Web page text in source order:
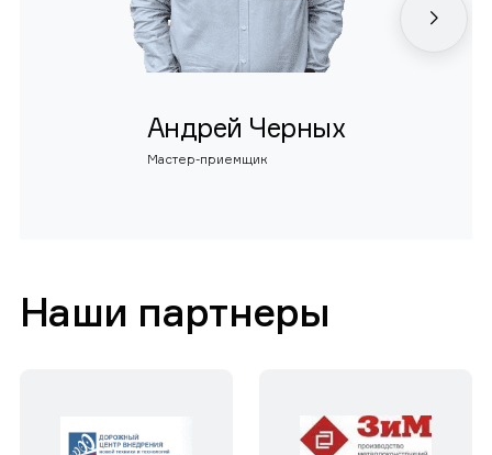
Андрей Черных
Мастер-приемщик
Наши партнеры